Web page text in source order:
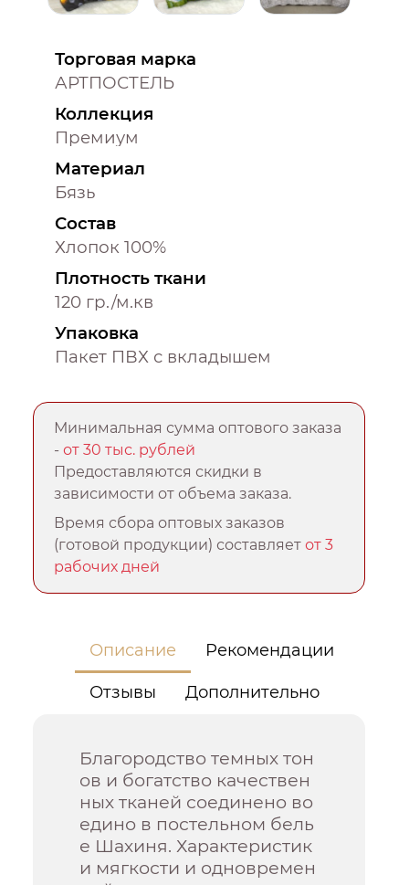
Торговая марка
АРТПОСТЕЛЬ
Коллекция
Премиум
Материал
Бязь
Состав
Хлопок 100%
Плотность ткани
120 гр./м.кв
Упаковка
Пакет ПВХ с вкладышем
Минимальная сумма оптового заказа
-от 30 тыс. рублей
Предоставляются скидки в
зависимости от объема заказа.
Время сбора оптовых заказов
(готовой продукции) составляетот 3
рабочих дней
Описание Рекомендации
Отзывы Дополнительно
Благородство темных тон
ов и богатство качествен
ных тканей соединено во
едино в постельном бель
е Шахиня. Характеристик
и мягкости и одновремен